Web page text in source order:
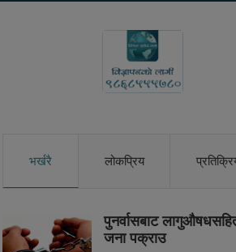
भर्खरै लोकप्रिय
पुनर्वासबाट
जना पक्राउ